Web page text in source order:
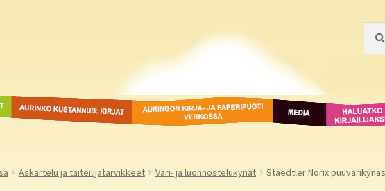
Aurinko Kustannus: kirjat Auringon kirja- ja
paperipuodit verkossa
Media
Haluatko
kirjailijaksi?
Askartelu ja taiteilijatarvikkeet Väri- ja luonnostelukynät Staedtler Norix